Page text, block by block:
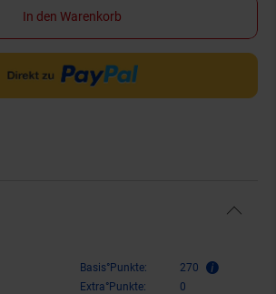
In den Warenkorb
Basis°Punkte:
270
Extra°Punkte:
0